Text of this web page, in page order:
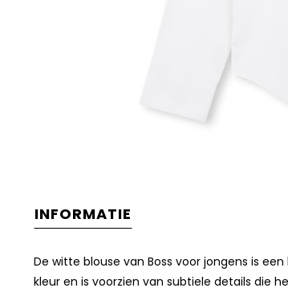
INFORMATIE
De witte blouse van Boss voor jongens is
kleur en is voorzien van subtiele details die